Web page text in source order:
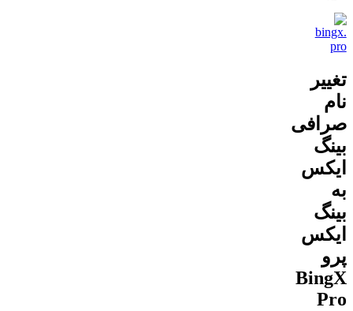
تغییر
نام
صرافی
بینگ
ایکس
به
بینگ
ایکس
پرو
BingX
Pro